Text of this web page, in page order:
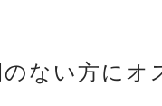
ない方にオ